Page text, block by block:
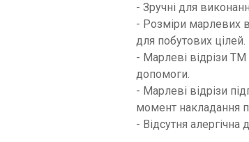
- Зручні для
- Розміри марлевих
для побутових цілей.
- Марлеві відрізи
допомоги.
- Марлеві відрізи
момент накладання
- Відсутня алергічна